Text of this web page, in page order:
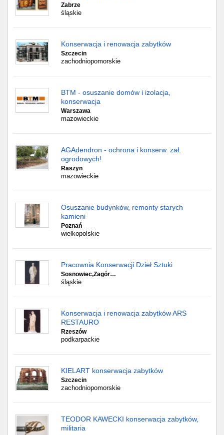
Zabrze
śląskie
Konserwacja i renowacja zabytków
Szczecin
zachodniopomorskie
BTM - osuszanie domów i izolacja,
konserwacja
Warszawa
mazowieckie
AGAdendron - ochrona i konserw. zał.
ogrodowych!
Raszyn
mazowieckie
Osuszanie budynków, remonty starych
kamieni
Poznań
wielkopolskie
Pracownia Konserwacji Dzieł Sztuki
Sosnowiec,Zagór…
śląskie
Konserwacja i renowacja zabytków ARS
RESTAURO
Rzeszów
podkarpackie
KIELART konserwacja zabytków
Szczecin
zachodniopomorskie
TEODOR KAWECKI konserwacja zabytków,
militaria